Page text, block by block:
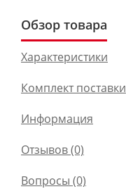
Обзор товара
Характеристики
Комплект поставки
Информация
Отзывов (0)
Вопросы (0)